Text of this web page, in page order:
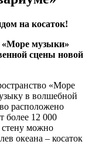
на косаток!
«Море музыки»
сцены новой
«Море
в волшебной
расположено
более 12 000
стену можно
океана – косаток